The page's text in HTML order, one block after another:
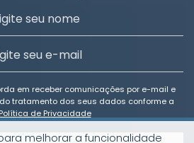
em receber comunicações por e-mail e
tratamento dos seus dados conforme a
Política de Privacidade
melhorar a funcionalidade